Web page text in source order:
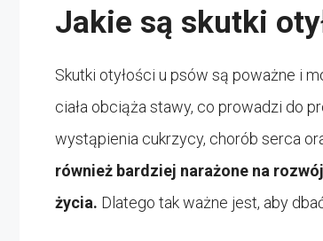
Jakie są skutki
Skutki otyłości u psów są poważne i
ciała obciąża stawy, co prowadzi do
wystąpienia cukrzycy, chorób serca
również bardziej narażone na
życia. Dlatego tak ważne jest, aby